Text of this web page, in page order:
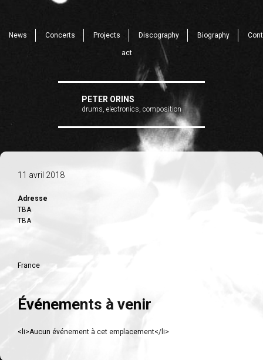
News Concerts Projects Discography Biography Cont
act
PETER ORINS
drums, electronics, composition
11 avril 2018
Adresse
TBA
TBA
France
Événements à venir
<li>Aucun événement à cet emplacement</li>